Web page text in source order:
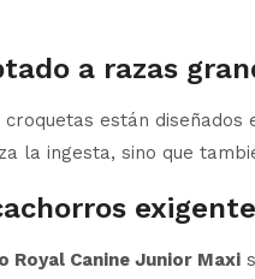
a razas
están
la ingesta, sino que
Royal Canine Junior Maxi